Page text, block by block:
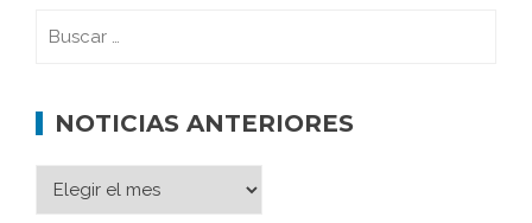
NOTICIAS ANTERIORES